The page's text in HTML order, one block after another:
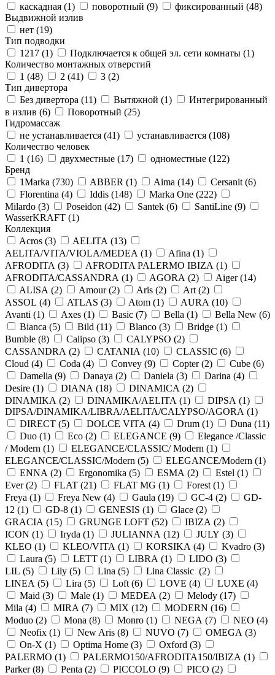
каскадная (1) поворотный (9) фиксированный (48)
Выдвижной излив
нет (19)
Тип подводки
1217 (1) Подключается к общей эл. сети комнаты (1)
Количество монтажных отверстий
1 (48) 2 (41) 3 (2)
Тип дивертора
Без дивертора (11) Вытяжной (1)
Интегрированный
в излив (6) Поворотный (25)
Гидромассаж
не устанавливается (41) устанавливается (108)
Количество человек
1 (16) двухместные (17) одноместные (122)
Бренд
1Marka (730) ABBER (1) Aima (14) Cersanit (6)
Florentina (4) Iddis (148) Marka One (222)
Milardo (3) Poseidon (42) Santek (6) SantiLine (9)
WasserKRAFT (1)
Коллекция
Acros (3) AELITA (13)
AELITA/VITA/VIOLA/MEDEA (1) Afina (1)
AFRODITA (3) AFRODITA PALERMO IBIZA (1)
AFRODITA/CASSANDRA (1) AGORA (2) Aiger (14)
ALISA (2) Amour (2) Aris (2) Art (2)
ASSOL (4) ATLAS (3) Atom (1) AURA (10)
Avanti (1) Axes (1) Basic (7) Bella (1) Bella New (6)
Bianca (5) Bild (11) Blanco (3) Bridge (1)
Bumble (8) Calipso (3) CALYPSO (2)
CASSANDRA (2) CATANIA (10) CLASSIC (6)
Cloud (4) Coda (4) Convey (9) Copter (2) Cube (6)
Damelia (9) Danaya (2) Daniela (3) Darina (4)
Desire (1) DIANA (18) DINAMICA (2)
DINAMIKA (2) DINAMIKA/AELITA (1) DIPSA (1)
DIPSA/DINAMIKA/LIBRA/AELITA/CALYPSO/AGORA (1)
DIRECT (5) DOLCE VITA (4) Drum (1) Duna (11)
Duo (1) Eco (2) ELEGANCE (9)
Elegance /Classic
/ Modern (1) ELEGANCE/CLASSIC/ Modern (1)
ELEGANCE/CLASSIC/Modern (5) ELEGANCE/Modern (1)
ENNA (2) Ergonomika (5) ESMA (2) Estel (1)
Ever (2) FLAT (21) FLAT MG (1) Forest (1)
Freya (1) Freya New (4) Gaula (19) GC-4 (2)
GD-
12 (1) GD-8 (1) GENESIS (1) Glace (2)
GRACIA (15) GRUNGE LOFT (52) IBIZA (2)
ICON (1) Iryda (1) JULIANNA (12) JULY (3)
KLEO (1) KLEO/VITA (1) KORSIKA (4) Kvadro (3)
Laura (5) LETT (1) LIBRA (1) LIDO (3)
LIL (5) Lily (5) Lina (5) Lina Classic (2)
LINEA (5) Lira (5) Loft (6) LOVE (4) LUXE (4)
Maid (3) Male (1) MEDEA (2) Melody (17)
Mila (4) MIRA (7) MIX (12) MODERN (16)
Moduo (2) Mona (8) Monro (1) NEGA (7) NEO (4)
Neofix (1) New Aris (8) NUVO (7) OMEGA (3)
On-X (1) Optima Home (3) Oxford (3)
PALERMO (1) PALERMO150/AFRODITA150/IBIZA (1)
Parker (8) Penta (2) PICCOLO (9) PICO (2)